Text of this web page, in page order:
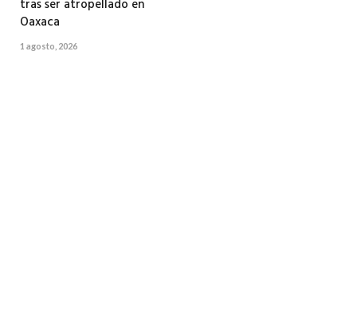
tras ser atropellado en
Oaxaca
1 agosto, 2026